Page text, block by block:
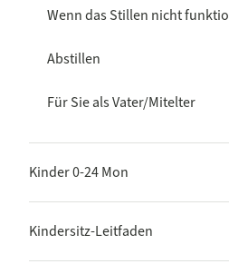
Wenn das Stillen nicht
Abstillen
Für Sie als Vater/Mitelter
Kinder 0-24 Mon
Kindersitz-Leitfaden